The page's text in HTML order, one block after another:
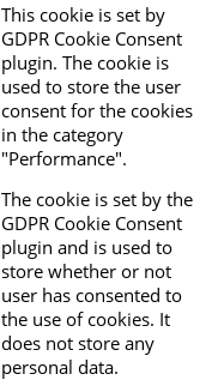
This cookie is set by
GDPR Cookie Consent
plugin. The cookie is
used to store the user
consent for the cookies
in the category
"Performance".
The cookie is set by the
GDPR Cookie Consent
plugin and is used to
store whether or not
user has consented to
the use of cookies. It
does not store any
personal data.